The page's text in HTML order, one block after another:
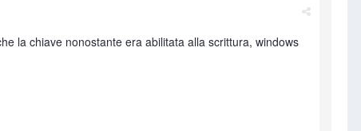
la chiave nonostante era abilitata alla scrittura, windows